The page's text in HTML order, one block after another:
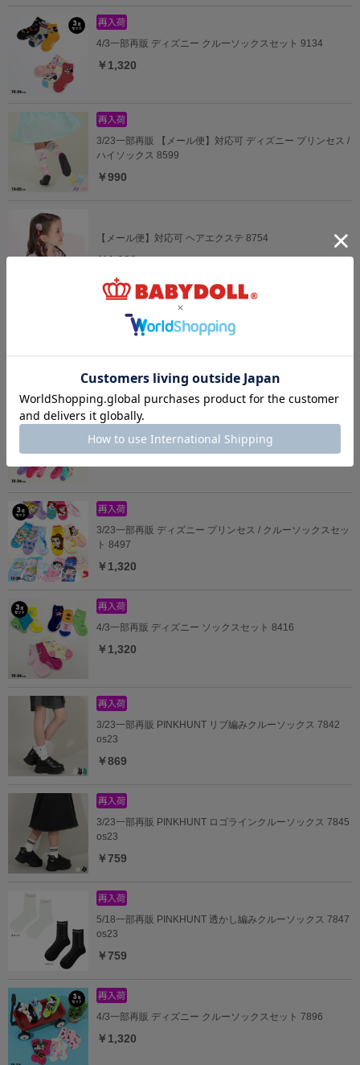
4/3一部再販 ディズニー クルーソックスセット 9134
￥1,320
3/23一部再販 【メール便】対応可 ディズニー プリンセス /
ハイソックス 8599
￥990
【メール便】対応可 ヘアエクステ 8754
￥1,089
4/16一部再販 【メール便】対応可 レッグウォーマー 8792
￥1,089
6/19一部再販 クルーソックスセット 8493
￥1,100
3/23一部再販 ディズニー プリンセス / クルーソックスセッ
ト 8497
￥1,320
4/3一部再販 ディズニー ソックスセット 8416
￥1,320
3/23一部再販 PINKHUNT リブ編みクルーソックス 7842
os23
￥869
3/23一部再販 PINKHUNT ロゴラインクルーソックス 7845
os23
￥759
5/18一部再販 PINKHUNT 透かし編みクルーソックス 7847
os23
￥759
4/3一部再販 ディズニー クルーソックスセット 7896
￥1,320